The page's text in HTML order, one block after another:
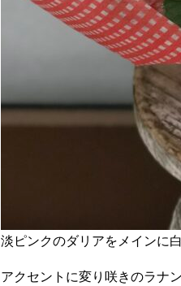
淡ピンクのダリアをメインに
アクセントに変り咲きのラナ